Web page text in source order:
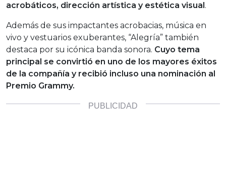
acrobáticos, dirección artística y estética visual .
Además de sus impactantes acrobacias, música en
vivo y vestuarios exuberantes, “Alegría” también
destaca por su icónica banda sonora. Cuyo tema
principal se convirtió en uno de los mayores éxitos
de la compañía y recibió incluso una nominación al
Premio Grammy.